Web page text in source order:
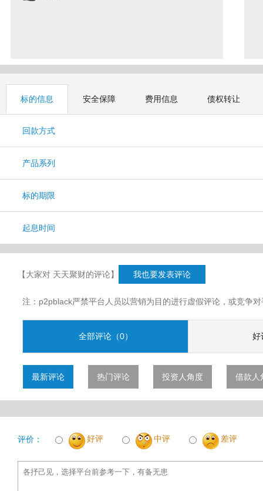
标的信息 安全保障 费用信息 债权转让
回款方式
产品系列
标的期限
起息时间
【大家对 天天聚财的评论】 我也要发表评论
注：p2pblack严禁平台人员以营销为目的进行虚假评论，或竞争
全部评论（0） 好
最新评论 热门评论 投资人角度 借款人
评价： 好评 中评 差评